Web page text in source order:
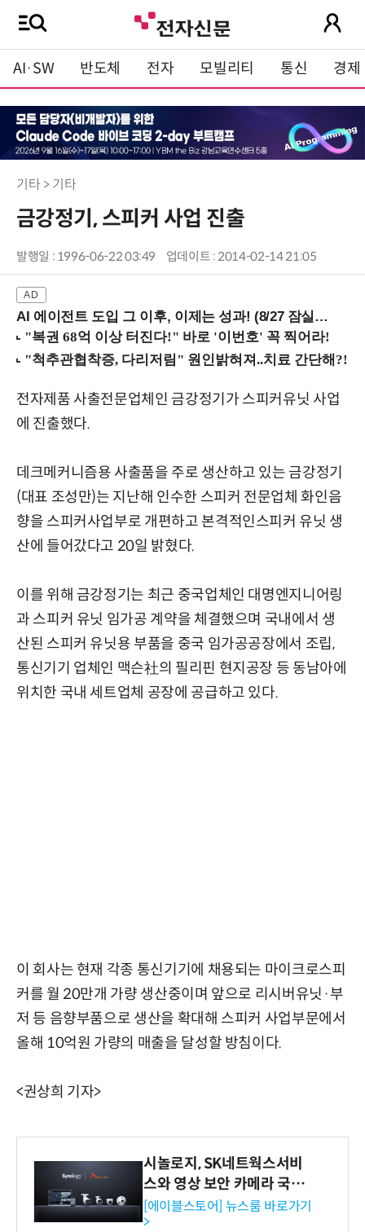
AI·SW 반도체 전자 모빌리티 통신 경제
기타 > 기타
금강정기, 스피커 사업 진출
발행일 : 1996-06-22 03:49 업데이트 : 2014-02-14 21:05
AI 에이전트 도입 그 이후, 이제는 성과! (8/27 잠실역)
전자제품 사출전문업체인 금강정기가 스피커유닛 사업
에 진출했다.
데크메커니즘용 사출품을 주로 생산하고 있는 금강정기
(대표 조성만)는 지난해 인수한 스피커 전문업체 화인음
향을 스피커사업부로 개편하고 본격적인스피커 유닛 생
산에 들어갔다고 20일 밝혔다.
이를 위해 금강정기는 최근 중국업체인 대명엔지니어링
과 스피커 유닛 임가공 계약을 체결했으며 국내에서 생
산된 스피커 유닛용 부품을 중국 임가공공장에서 조립,
통신기기 업체인 맥슨社의 필리핀 현지공장 등 동남아에
위치한 국내 세트업체 공장에 공급하고 있다.
이 회사는 현재 각종 통신기기에 채용되는 마이크로스피
커를 월 20만개 가량 생산중이며 앞으로 리시버유닛·부
저 등 음향부품으로 생산을 확대해 스피커 사업부문에서
올해 10억원 가량의 매출을 달성할 방침이다.
<권상희 기자>
시놀로지, SK네트웍스서비
스와 영상 보안 카메라 국내
독점 판매 파트너십 체결
[에이블스토어] 뉴스룸 바로가기
>